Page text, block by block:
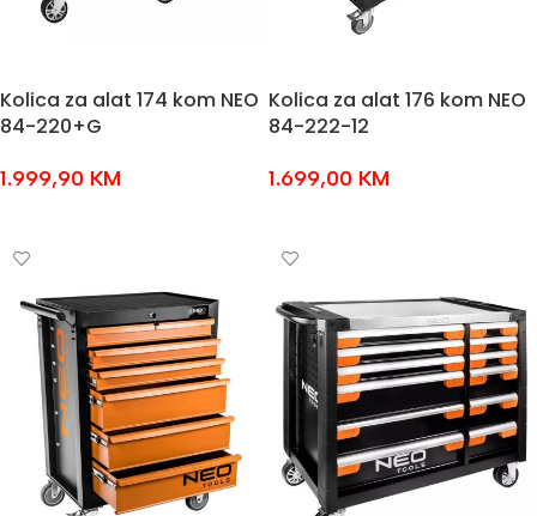
Kolica za alat 174 kom NEO
84-220+G
1.999,90 KM
Kolica za alat 176 kom NEO
84-222-12
1.699,00 KM